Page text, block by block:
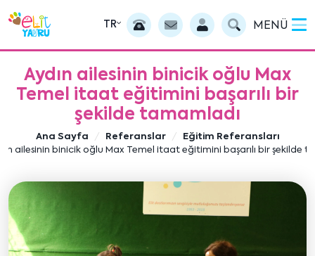
TR MENÜ
Aydın ailesinin binicik oğlu Max
Temel itaat eğitimini başarılı bir
şekilde tamamladı
Ana Sayfa Referanslar
Eğitim Referansları
ailesinin binicik oğlu Max Temel itaat eğitimini başarılı bir şekilde